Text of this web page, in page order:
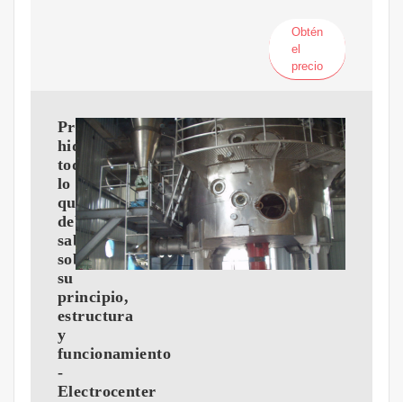
Obtén
el
precio
Prensa
hidráulica:
todo
lo
que
debes
saber
sobre
su
principio,
estructura
y
funcionamiento
-
Electrocenter